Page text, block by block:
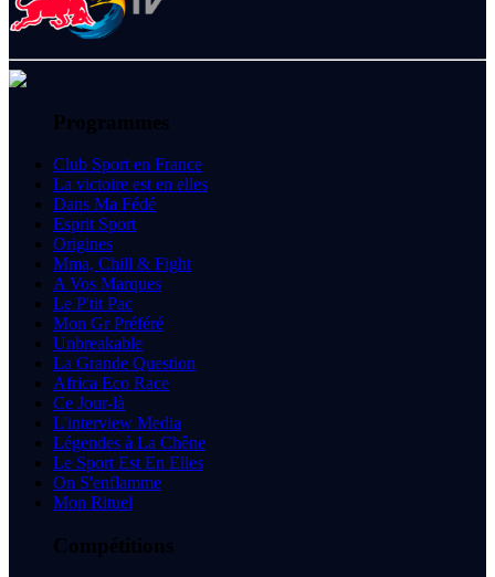
Programmes
Club Sport en France
La victoire est en elles
Dans Ma Fédé
Esprit Sport
Origines
Mma, Chill & Fight
A Vos Marques
Le P'tit Pac
Mon Gr Préféré
Unbreakable
La Grande Question
Africa Eco Race
Ce Jour-là
L'interview Media
Légendes à La Chêne
Le Sport Est En Elles
On S'enflamme
Mon Rituel
Compétitions